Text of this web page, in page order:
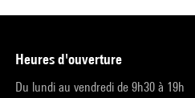
heures d'ouverture
Du lundi au vendredi de 9h30 à 19h